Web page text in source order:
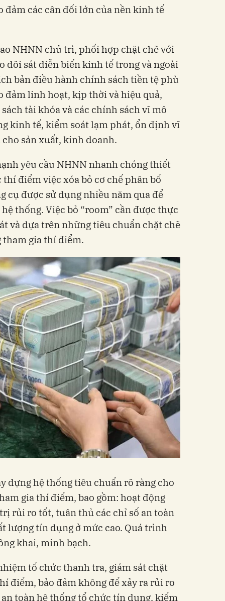
đảm các cân đối lớn của nền kinh tế
NHNN chủ trì, phối hợp chặt chẽ với
dõi sát diễn biến kinh tế trong và ngoài
bản điều hành chính sách tiền tệ phù
đảm linh hoạt, kịp thời và hiệu quả,
tài khóa và các chính sách vĩ mô
kinh tế, kiểm soát lạm phát, ổn định vĩ
sản xuất, kinh doanh.
yêu cầu NHNN nhanh chóng thiết
điểm việc xóa bỏ cơ chế phân bổ
cụ được sử dụng nhiều năm qua để
thống. Việc bỏ “room” cần được thực
và dựa trên những tiêu chuẩn chặt chẽ
gia thí điểm.
dựng hệ thống tiêu chuẩn rõ ràng cho
gia thí điểm, bao gồm: hoạt động
rủi ro tốt, tuân thủ các chỉ số an toàn
lượng tín dụng ở mức cao. Quá trình
khai, minh bạch.
tổ chức thanh tra, giám sát chặt
điểm, bảo đảm không để xảy ra rủi ro
toàn hệ thống tổ chức tín dụng, kiểm